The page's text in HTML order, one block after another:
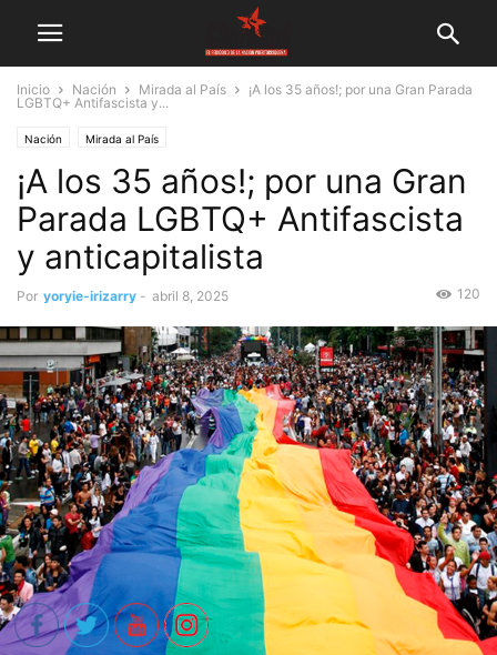
Inicio Nación Mirada al País
¡A los 35 años!; por una Gran Parada
LGBTQ+ Antifascista y...
Nación Mirada al País
¡A los 35 años!; por una Gran
Parada LGBTQ+ Antifascista
y anticapitalista
Por yoryie-irizarry - abril 8, 2025 120